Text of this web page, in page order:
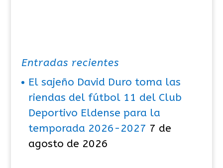
Entradas recientes
El sajeño David Duro toma las
riendas del fútbol 11 del Club
Deportivo Eldense para la
temporada 2026-2027 7 de
agosto de 2026